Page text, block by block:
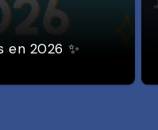
en 2026 ✨